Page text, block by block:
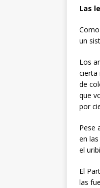
Las
un
Los
cierta
de
que
por
Pese
en
el
El
las